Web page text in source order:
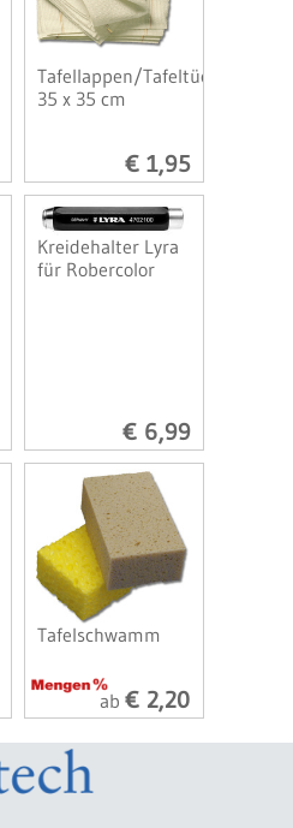
Tafellappen/Tafeltücher
35 x 35 cm
€ 1,95
Kreidehalter Lyra
für Robercolor
€ 6,99
Tafelschwamm
ab € 2,20